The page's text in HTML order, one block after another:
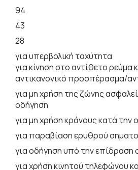
94
43
28
για υπερβολική ταχύτητα
για κίνηση στο αντίθετο ρεύμα
αντικανονικό προσπέρασμα/
για μη χρήση της ζώνης
οδήγηση
για μη χρήση κράνους κατά την
για παραβίαση ερυθρού
για οδήγηση υπό την επίδραση
για χρήση κινητού τηλεφώνου